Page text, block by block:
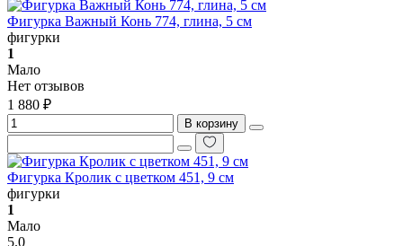
Фигурка Важный Конь 774, глина, 5 см
фигурки
1
Мало
Нет отзывов
1 880 ₽
В корзину
Фигурка Кролик с цветком 451, 9 см
фигурки
1
Мало
5.0